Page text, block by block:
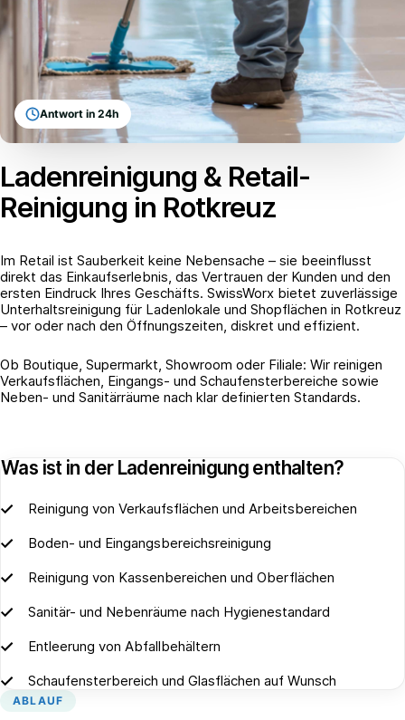
Antwort in 24h
Ladenreinigung & Retail-
Reinigung in Rotkreuz
Im Retail ist Sauberkeit keine Nebensache – sie beeinflusst
direkt das Einkaufserlebnis, das Vertrauen der Kunden und den
ersten Eindruck Ihres Geschäfts. SwissWorx bietet zuverlässige
Unterhaltsreinigung für Ladenlokale und Shopflächen in Rotkreuz
– vor oder nach den Öffnungszeiten, diskret und effizient.
Ob Boutique, Supermarkt, Showroom oder Filiale: Wir reinigen
Verkaufsflächen, Eingangs- und Schaufensterbereiche sowie
Neben- und Sanitärräume nach klar definierten Standards.
Was ist in der Ladenreinigung enthalten?
Reinigung von Verkaufsflächen und Arbeitsbereichen
Boden- und Eingangsbereichsreinigung
Reinigung von Kassenbereichen und Oberflächen
Sanitär- und Nebenräume nach Hygienestandard
Entleerung von Abfallbehältern
Schaufensterbereich und Glasflächen auf Wunsch
ABLAUF